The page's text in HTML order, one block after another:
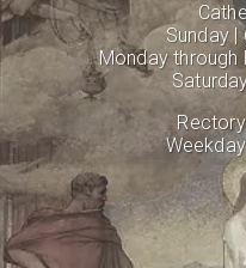
Sunday
Monday